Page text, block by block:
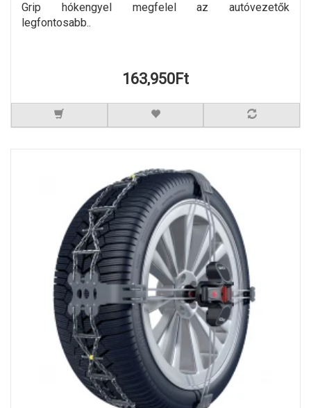
Grip hókengyel megfelel az autóvezetők
legfontosabb..
163,950Ft